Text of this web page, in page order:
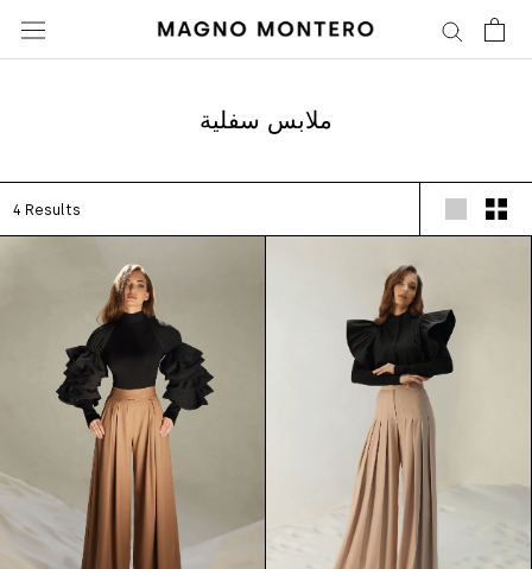
الى
ملابس سفلية
4 Results